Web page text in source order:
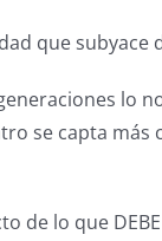
que subyace
lo
se capta más
lo que DEBE